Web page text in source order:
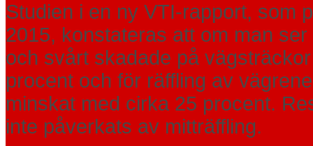
Studien i en ny VTI-rapport, som
2015, konstateras att om man
och svårt skadade på
procent och för räffling av
minskat med cirka 25 procent.
inte påverkats av mitträffling.